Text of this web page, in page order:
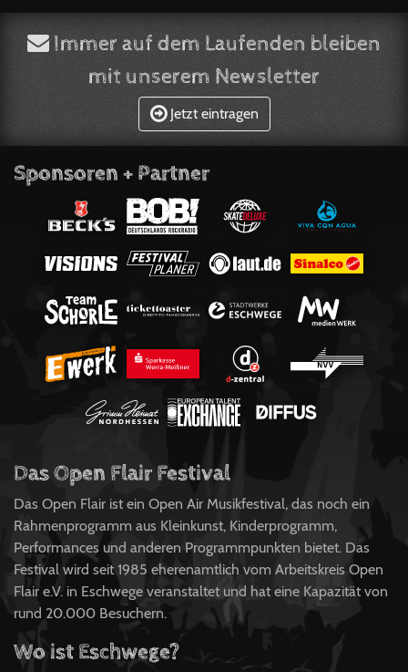
Immer auf dem Laufenden bleiben
mit unserem Newsletter
Jetzt eintragen
Sponsoren + Partner
Das Open Flair Festival
Das Open Flair ist ein Open Air Musikfestival, das noch ein
Rahmenprogramm aus Kleinkunst, Kinderprogramm,
Performances und anderen Programmpunkten bietet. Das
Festival wird seit 1985 eherenamtlich vom Arbeitskreis Open
Flair e.V. in Eschwege veranstaltet und hat eine Kapazität von
rund 20.000 Besuchern.
Wo ist Eschwege?